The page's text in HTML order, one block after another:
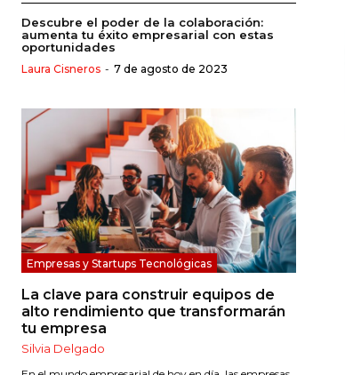
Descubre el poder de la colaboración:
aumenta tu éxito empresarial con estas
oportunidades
Laura Cisneros - 7 de agosto de 2023
Empresas y Startups Tecnológicas
La clave para construir equipos de
alto rendimiento que transformarán
tu empresa
Silvia Delgado